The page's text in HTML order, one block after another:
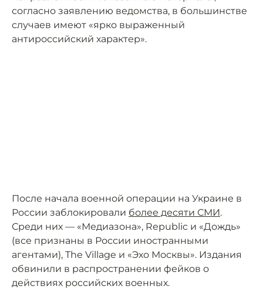
согласно заявлению ведомства, в большинстве
случаев имеют «ярко выраженный
антироссийский характер».
После начала военной операции на Украине в
России заблокировали более десяти СМИ.
Среди них — «Медиазона», Republic и «Дождь»
(все признаны в России иностранными
агентами), The Village и «Эхо Москвы». Издания
обвинили в распространении фейков о
действиях российских военных.